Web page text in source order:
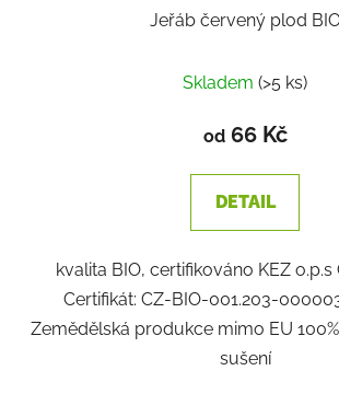
Jeřáb červený plod
Skladem (>5 ks)
od66 Kč
DETAIL
kvalita BIO, certifikováno KEZ
Certifikát: CZ-BIO-001.203-
Zemědělská produkce mimo EU
sušení